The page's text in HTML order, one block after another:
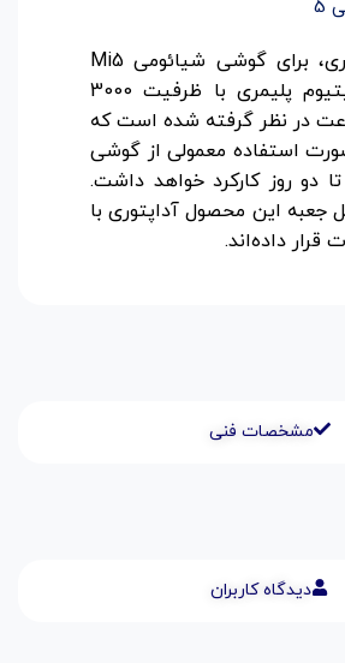
مشخصات فنی
دیدگاه کاربران
در بخش باتری، برای گوشی شیائومی Mi5
یک باتری لیتیوم پلیمری با ظرفیت 3000
در نظر گرفته شده است که
استفاده معمولی از گوشی
دو روز کارکرد خواهد داشت.
جعبه این محصول آداپتوری با